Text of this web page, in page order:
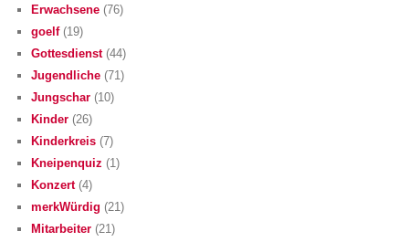
Erwachsene (76)
goelf(19)
Gottesdienst(44)
Jugendliche (71)
Jungschar (10)
Kinder (26)
Kinderkreis (7)
Kneipenquiz (1)
Konzert(4)
merkWürdig (21)
Mitarbeiter (21)